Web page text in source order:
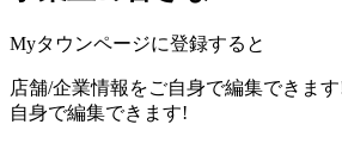
Myタウンページに登録すると
店舗/企業情報をご自身で編集できま
自身で編集できます!